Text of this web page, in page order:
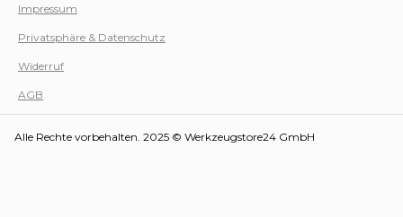
Impressum
Privatsphäre & Datenschutz
Widerruf
AGB
Alle Rechte vorbehalten. 2025 © Werkzeugstore24 GmbH